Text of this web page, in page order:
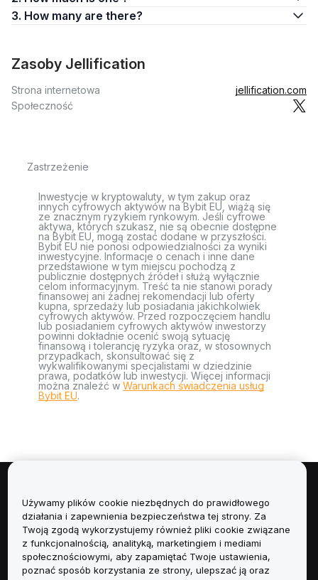
3. How many are there?
Zasoby Jellification
Strona internetowa
jellification.com
Społeczność
Zastrzeżenie
Inwestycje w kryptowaluty, w tym zakup oraz
innych cyfrowych aktywów na Bybit EU, wiążą się
ze znacznym ryzykiem rynkowym. Jeśli cyfrowe
aktywa, których szukasz, nie są obecnie dostępne
na Bybit EU, mogą zostać dodane w przyszłości.
Bybit EU nie ponosi odpowiedzialności za wyniki
inwestycyjne. Informacje o cenach i inne dane
przedstawione w tym miejscu pochodzą z
publicznie dostępnych źródeł i służą wyłącznie
celom informacyjnym. Treść ta nie stanowi porady
finansowej ani żadnej rekomendacji lub oferty
kupna, sprzedaży lub posiadania jakichkolwiek
cyfrowych aktywów. Przed rozpoczęciem handlu
lub posiadaniem cyfrowych aktywów inwestorzy
powinni dokładnie ocenić swoją sytuację
finansową i tolerancję ryzyka oraz, w stosownych
przypadkach, skonsultować się z
wykwalifikowanymi specjalistami w dziedzinie
prawa, podatków lub inwestycji. Więcej informacji
można znaleźć w Warunkach świadczenia usług
Bybit EU.
Informacje
Usługi
Obsługa Klienta
Używamy plików cookie niezbędnych do prawidłowego
działania i zapewnienia bezpieczeństwa tej strony. Za
Twoją zgodą wykorzystujemy również pliki cookie związane
z funkcjonalnością, analityką, marketingiem i mediami
społecznościowymi, aby zapamiętać Twoje ustawienia,
poznać sposób korzystania ze strony, ulepszać ją oraz